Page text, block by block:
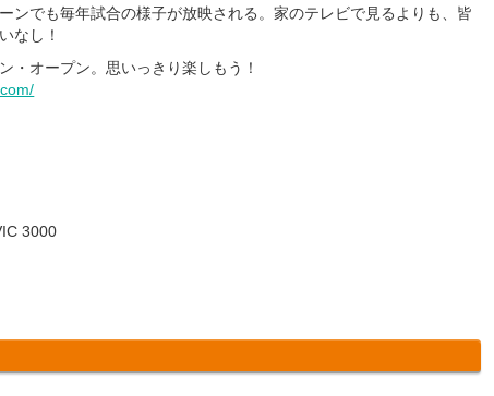
ンでも毎年試合の様子が放映される。家のテレビで見るよりも、皆
なし！
・オープン。思いっきり楽しもう！
3000